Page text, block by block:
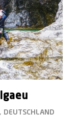
DEUTSCHLAND